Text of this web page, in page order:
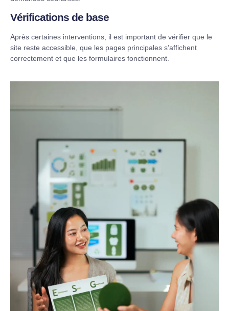
Vérifications de base
Après certaines interventions, il est important de vérifier que le
site reste accessible, que les pages principales s’affichent
correctement et que les formulaires fonctionnent.